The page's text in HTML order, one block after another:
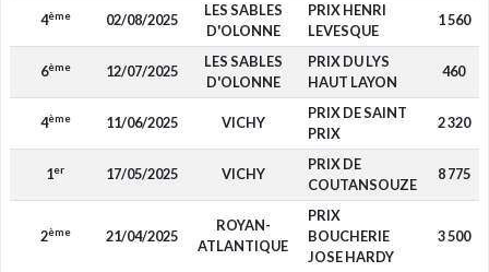
4ème 02/08/2025
LES SABLES
D'OLONNE
PRIX HENRI
LEVESQUE
1 560
6ème 12/07/2025
LES SABLES
D'OLONNE
PRIX DU LYS
HAUT LAYON
460
4ème 11/06/2025 VICHY
PRIX DE SAINT
PRIX
2 320
1er 17/05/2025 VICHY
PRIX DE
COUTANSOUZE
8 775
2ème 21/04/2025
ROYAN-
ATLANTIQUE
PRIX
BOUCHERIE
JOSE HARDY
3 500